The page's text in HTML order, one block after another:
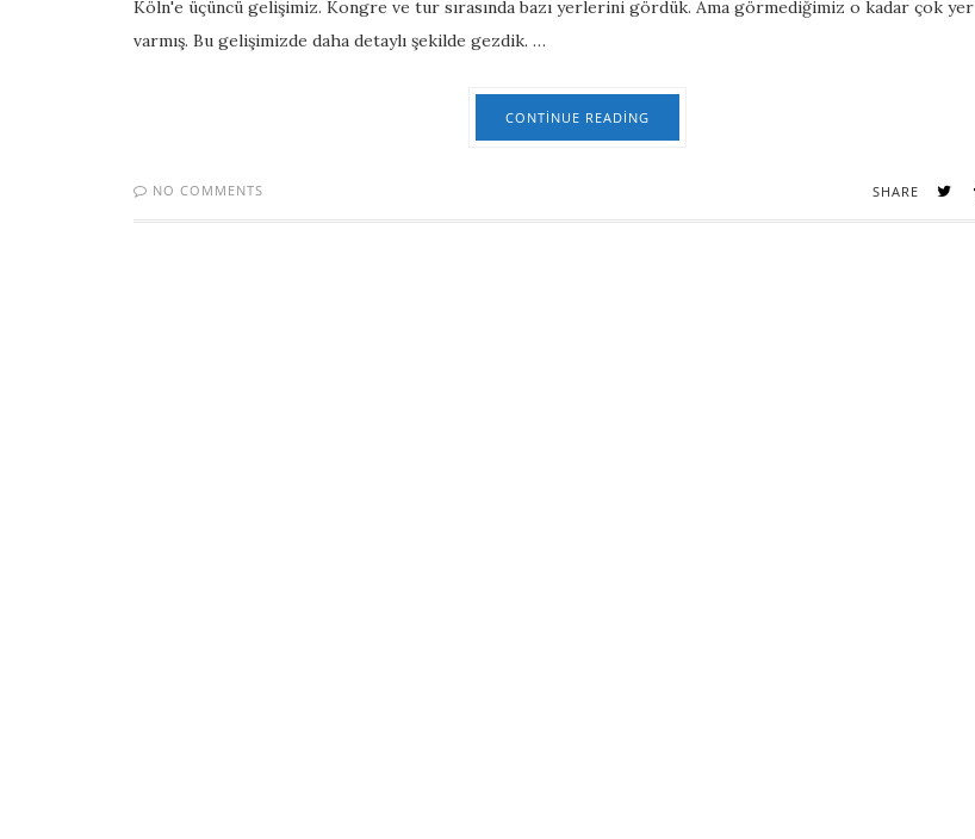
Köln'e üçüncü gelişimiz. Kongre ve tur sırasında bazı yerlerini gördük. Ama görmediğimiz o kadar çok yer
varmış. Bu gelişimizde daha detaylı şekilde gezdik. …
CONTINUE READING
NO COMMENTS SHARE